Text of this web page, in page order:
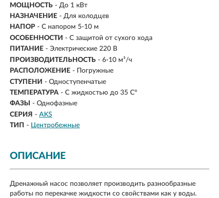
МОЩНОСТЬ - До 1 кВт
НАЗНАЧЕНИЕ - Для колодцев
НАПОР - С напором 5-10 м
ОСОБЕННОСТИ - С защитой от сухого хода
ПИТАНИЕ - Электрические 220 В
ПРОИЗВОДИТЕЛЬНОСТЬ - 6-10 м³/ч
РАСПОЛОЖЕНИЕ - Погружные
СТУПЕНИ - Одноступенчатые
ТЕМПЕРАТУРА - С жидкостью до 35 С°
ФАЗЫ
- Однофазные
СЕРИЯ - AKS
ТИП - Центробежные
ОПИСАНИЕ
Дренажный насос позволяет производить разнообразные
работы по перекачке жидкости со свойствами как у воды.